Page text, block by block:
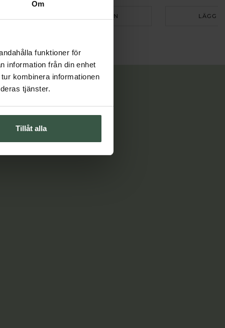
Om
funktioner för
information från din enhet
kombinera informationen
tjänster.
Tillåt alla
LÄGG I VARUKORGEN LÄGG I